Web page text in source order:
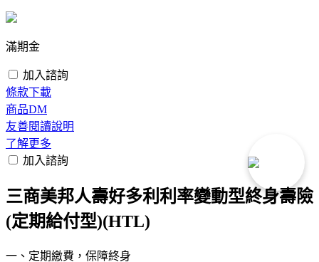
滿期金
加入諮詢
條款下載
商品DM
友善閱讀說明
了解更多
加入諮詢
三商美邦人壽好多利利率變動型終身壽險
(定期給付型)(HTL)
一、定期繳費，保障終身